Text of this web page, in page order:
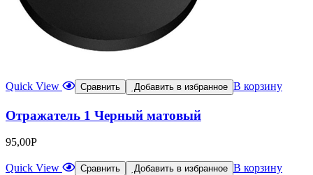
Quick View Сравнить Добавить в избранное В корзину
Отражатель 1 Черный матовый
95,00Р
Quick View Сравнить Добавить в избранное В корзину